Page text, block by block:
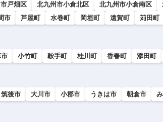
戸畑区 北九州市小倉北区 北九州市小倉南区
市 芦屋町 水巻町 岡垣町 遠賀町 苅田町
小竹町 鞍手町 桂川町 香春町 添田町
筑後市 大川市 小郡市 うきは市 朝倉市